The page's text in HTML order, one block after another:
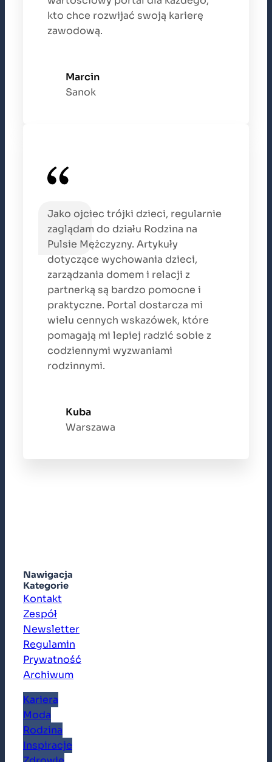
kto chce rozwijać swoją karierę
zawodową.
Marcin
Sanok
Jako ojciec trójki dzieci, regularnie
zaglądam do działu Rodzina na
Pulsie Mężczyzny. Artykuły
dotyczące wychowania dzieci,
zarządzania domem i relacji z
partnerką są bardzo pomocne i
praktyczne. Portal dostarcza mi
wielu cennych wskazówek, które
pomagają mi lepiej radzić sobie z
codziennymi wyzwaniami
rodzinnymi.
Kuba
Warszawa
Nawigacja
Kategorie
Kontakt
Zespół
Newsletter
Regulamin
Prywatność
Archiwum
Kariera
Moda
Rodzina
Inspiracje